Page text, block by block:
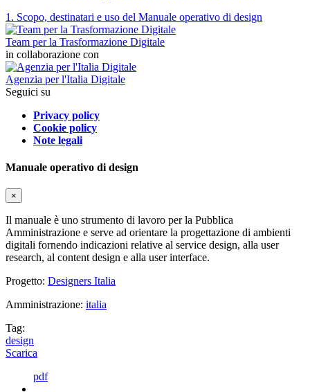
1. Scopo, destinatari e uso del Manuale operativo di design
Team per la Trasformazione Digitale
in collaborazione con
Agenzia per l'Italia Digitale
Seguici su
Privacy policy
Cookie policy
Note legali
Manuale operativo di design
×
Il manuale è uno strumento di lavoro per la Pubblica
Amministrazione e serve ad orientare la progettazione di ambienti
digitali fornendo indicazioni relative al service design, alla user
research, al content design e alla user interface.
Progetto: Designers Italia
Amministrazione: italia
Tag:
design
Scarica
pdf